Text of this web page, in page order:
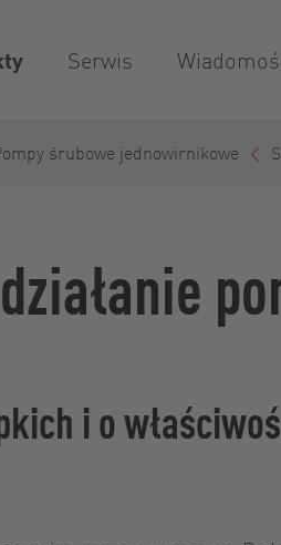
Serwis
śrubowe jednowirnikowe
i o